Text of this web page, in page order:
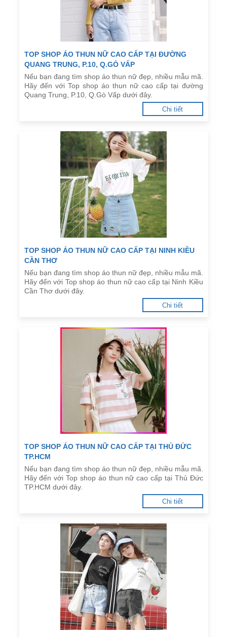
TOP SHOP ÁO THUN NỮ CAO CẤP TẠI ĐƯỜNG
QUANG TRUNG, P.10, Q.GÒ VẤP
Nếu bạn đang tìm shop áo thun nữ đẹp, nhiều mẫu mã.
Hãy đến với Top shop áo thun nữ cao cấp tại đường
Quang Trung, P.10, Q.Gò Vấp dưới đây.
Chi tiết
TOP SHOP ÁO THUN NỮ CAO CẤP TẠI NINH KIỀU
CẦN THƠ
Nếu bạn đang tìm shop áo thun nữ đẹp, nhiều mẫu mã.
Hãy đến với Top shop áo thun nữ cao cấp tại Ninh Kiều
Cần Thơ dưới đây.
Chi tiết
TOP SHOP ÁO THUN NỮ CAO CẤP TẠI THỦ ĐỨC
TP.HCM
Nếu bạn đang tìm shop áo thun nữ đẹp, nhiều mẫu mã.
Hãy đến với Top shop áo thun nữ cao cấp tại Thủ Đức
TP.HCM dưới đây.
Chi tiết